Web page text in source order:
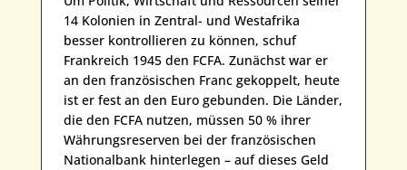
14 Kolonien in Zentral- und Westafrika
besser kontrollieren zu können, schuf
Frankreich 1945 den FCFA. Zunächst war er
an den französischen Franc gekoppelt, heute
ist er fest an den Euro gebunden. Die Länder,
die den FCFA nutzen, müssen 50 % ihrer
Währungsreserven bei der französischen
Nationalbank hinterlegen – auf dieses Geld